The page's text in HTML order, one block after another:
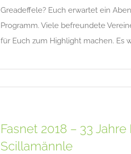
Greadeffele? Euch erwartet ein
Programm. Viele befreundete
für Euch zum Highlight machen. Es
Fasnet 2018 – 33
Scillamännle